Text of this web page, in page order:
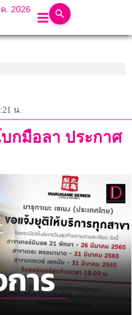
. 2026
น.
บกมือลา ประกาศ